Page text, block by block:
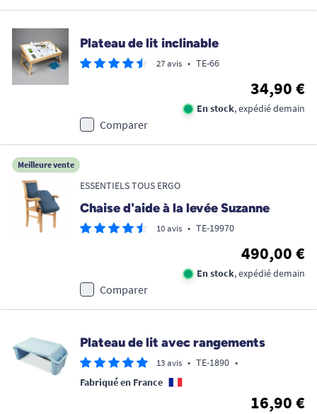
Plateau de lit inclinable
27 avis • TE-66
34,90 €
En stock, expédié demain
Comparer
Meilleure vente
ESSENTIELS TOUS ERGO
Chaise d'aide à la levée Suzanne
10 avis • TE-19970
490,00 €
En stock, expédié demain
Comparer
Plateau de lit avec rangements
13 avis • TE-1890 •
Fabriqué en France
16,90 €